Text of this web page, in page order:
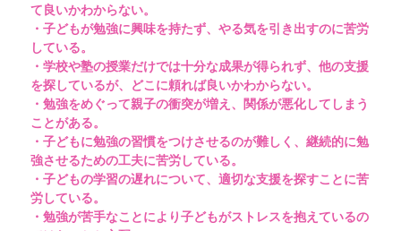
て良いかわからない。
・子どもが勉強に興味を持たず、やる気を引き出すのに苦労
している。
・学校や塾の授業だけでは十分な成果が得られず、他の支援
を探しているが、どこに頼れば良いかわからない。
・勉強をめぐって親子の衝突が増え、関係が悪化してしまう
ことがある。
・子どもに勉強の習慣をつけさせるのが難しく、継続的に勉
強させるための工夫に苦労している。
・子どもの学習の遅れについて、適切な支援を探すことに苦
労している。
・勉強が苦手なことにより子どもがストレスを抱えているの